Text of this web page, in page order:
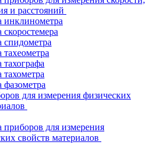
и расстояний
инклинометра
спидометра
фазометра
для измерения физических
приборов для измерения
свойств материалов